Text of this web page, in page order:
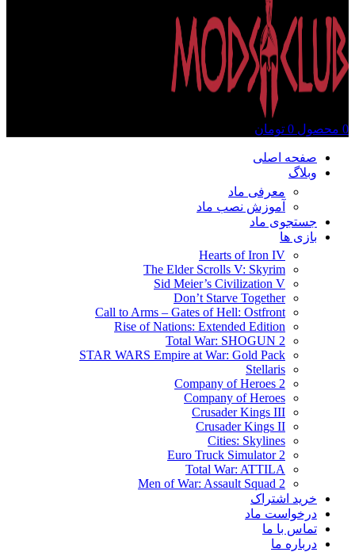
0 محصول 0 تومان
صفحه اصلی
وبلاگ
معرفی ماد
آموزش نصب ماد
جستجوی ماد
بازی ها
Hearts of Iron IV
The Elder Scrolls V: Skyrim
Sid Meier’s Civilization V
Don’t Starve Together
Call to Arms – Gates of Hell: Ostfront
Rise of Nations: Extended Edition
Total War: SHOGUN 2
STAR WARS Empire at War: Gold Pack
Stellaris
Company of Heroes 2
Company of Heroes
Crusader Kings III
Crusader Kings II
Cities: Skylines
Euro Truck Simulator 2
Total War: ATTILA
Men of War: Assault Squad 2
خرید اشتراک
درخواست ماد
تماس با ما
درباره ما